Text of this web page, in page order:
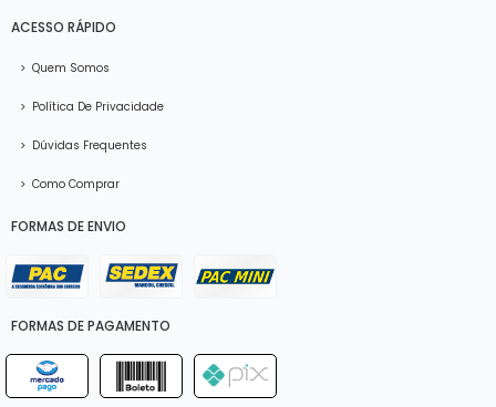
ACESSO RÁPIDO
> Quem Somos
> Política De Privacidade
> Dúvidas Frequentes
> Como Comprar
FORMAS DE ENVIO
FORMAS DE PAGAMENTO